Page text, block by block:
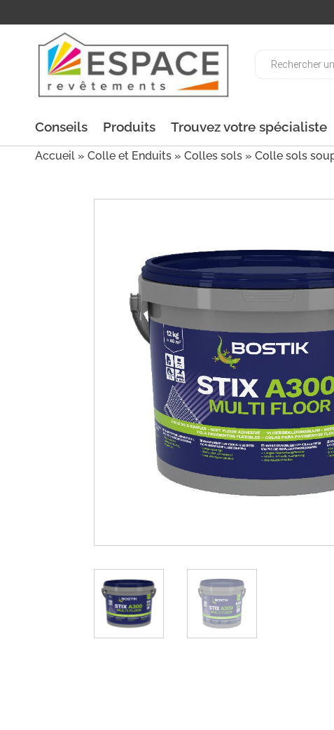
Conseils Produits Trouvez votre spécialiste
Accueil » Colle et Enduits » Colles sols » Colle sols